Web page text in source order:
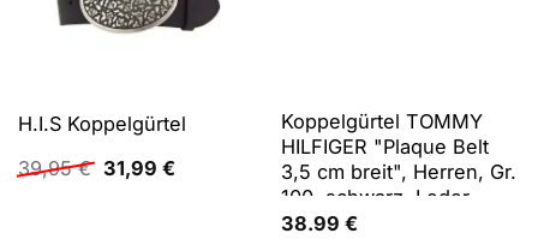
H.I.S Koppelgürtel
39,95€ Ursprünglicher
Preis
31,99 €Aktueller
Koppelgürtel TOMMY
HILFIGER "Plaque Belt
3,5 cm breit", Herren, Gr.
100, schwarz, Leder,
unifarben, Basic,festlich,
38.99 €